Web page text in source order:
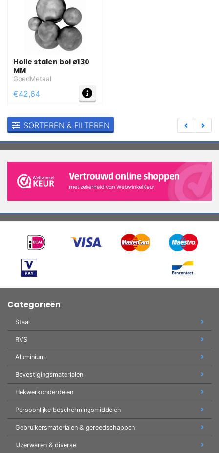
Holle stalen bol ø130
MM
GoedMetaal
€42,64
SORTEREN & FILTEREN
Categorieën
Staal
RVS
Aluminium
Bevestigingsmaterialen
Hekwerkonderdelen
Persoonlijke beschermingsmiddelen
Gebruikersmaterialen & gereedschappen
IJzerwaren & diverse